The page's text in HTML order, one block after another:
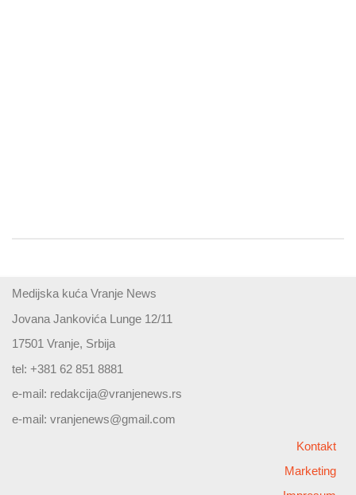
Medijska kuća Vranje News
Jovana Jankovića Lunge 12/11
17501 Vranje, Srbija
tel: +381 62 851 8881
e-mail: redakcija@vranjenews.rs
e-mail: vranjenews@gmail.com
Kontakt
Marketing